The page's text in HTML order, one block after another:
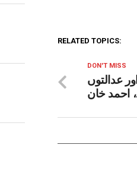
RELATED TOPICS:
DON'T MISS
عدالتوں
احمد خان